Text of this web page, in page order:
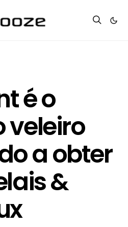
é o
veleiro
a obter
&